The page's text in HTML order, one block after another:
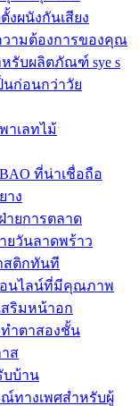
ผนังกันเสียง
ามต้องการของคุณ
รับผลิตภัณฑ์ sye s
นก่อนกว่าวัย
าเลทไม้
ที่น่าเชื่อถือ
าง
ายการตลาด
ยวันลาดพร้าว
สติกทันที
อนไลน์ที่มีคุณภาพ
สริมหน้าอก
ำตาสองชั้น
ส
บบ้าน
ทางเพศสำหรับผู้